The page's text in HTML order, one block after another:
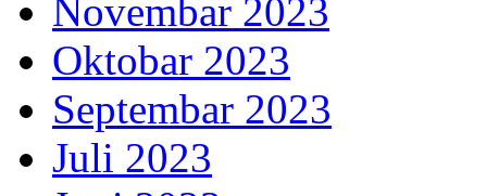
Novembar 2023
Oktobar 2023
Septembar 2023
Juli 2023